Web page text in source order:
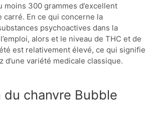
moins 300 grammes d’excellent
carré. En ce qui concerne la
psychoactives dans la
alors et le niveau de THC et de
est relativement élevé, ce qui signifie
d’une variété medicale classique.
chanvre Bubble